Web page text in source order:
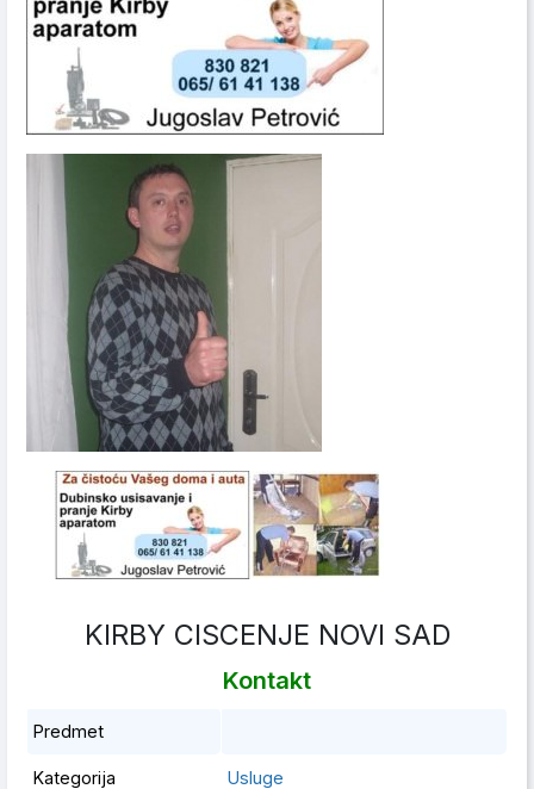
KIRBY CISCENJE NOVI SAD
Kontakt
Predmet
Kategorija Usluge